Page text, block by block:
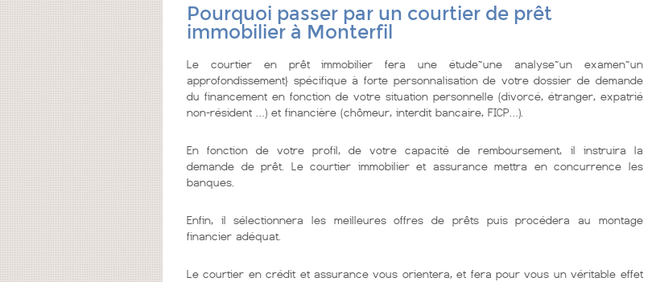
Pourquoi passer par un courtier de prêt
immobilier à Monterfil
Le courtier en prêt immobilier fera une étude~une analyse~un examen~un
approfondissement} spécifique à forte personnalisation de votre dossier de demande
du financement en fonction de votre situation personnelle (divorcé, étranger, expatrié
non-résident …) et financière (chômeur, interdit bancaire, FICP…).
En fonction de votre profil, de votre capacité de remboursement, il instruira la
demande de prêt. Le courtier immobilier et assurance mettra en concurrence les
banques.
Enfin, il sélectionnera les meilleures offres de prêts puis procédera au montage
financier adéquat.
Le courtier en crédit et assurance vous orientera, et fera pour vous un véritable effet